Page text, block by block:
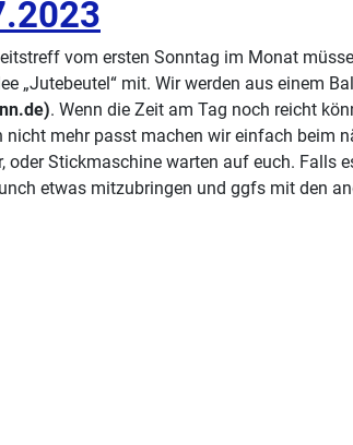
vom ersten Sonntag im Monat
„Jutebeutel“ mit. Wir werden aus einem
. Wenn die Zeit am Tag noch reicht
mehr passt machen wir einfach beim
oder Stickmaschine warten auf euch.
etwas mitzubringen und ggfs mit den